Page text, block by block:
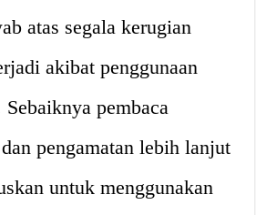
atas segala kerugian
akibat penggunaan
pembaca
pengamatan lebih lanjut
untuk menggunakan